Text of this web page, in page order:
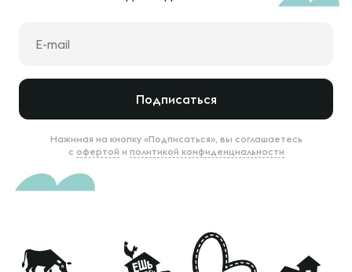
Подписаться
Нажимая на кнопку «Подписаться», вы соглашаетесь
с офертой и политикой конфиденциальности